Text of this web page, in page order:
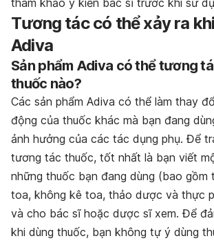
tham khảo ý kiến bác sĩ trước khi sử
Tương tác có thể xảy ra
Adiva
Sản phẩm Adiva có thể tương
thuốc nào?
Các sản phẩm Adiva có thể làm thay
động của thuốc khác mà bạn đang
ảnh hưởng của các tác dụng phụ. Để
tương tác thuốc, tốt nhất là bạn viết
những thuốc bạn đang dùng (bao gồm
toa, không kê toa, thảo dược và thực
và cho bác sĩ hoặc dược sĩ xem. Để
khi dùng thuốc, bạn không tự ý dùng